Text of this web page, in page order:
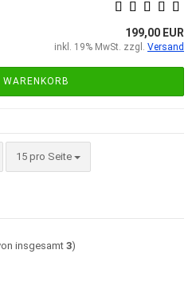
199,00 EUR
inkl. 19% MwSt. zzgl. Versand
WARENKORB
15 pro Seite
pro Seite
insgesamt 3)